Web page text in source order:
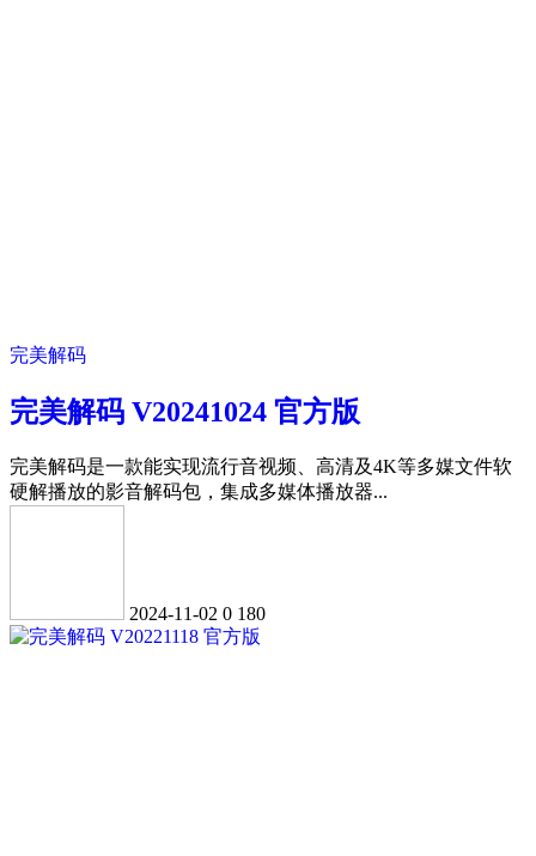
完美解码
完美解码 V20241024 官方版
完美解码是一款能实现流行音视频、高清及4K等多媒文件软
硬解播放的影音解码包，集成多媒体播放器...
2024-11-02 0 180